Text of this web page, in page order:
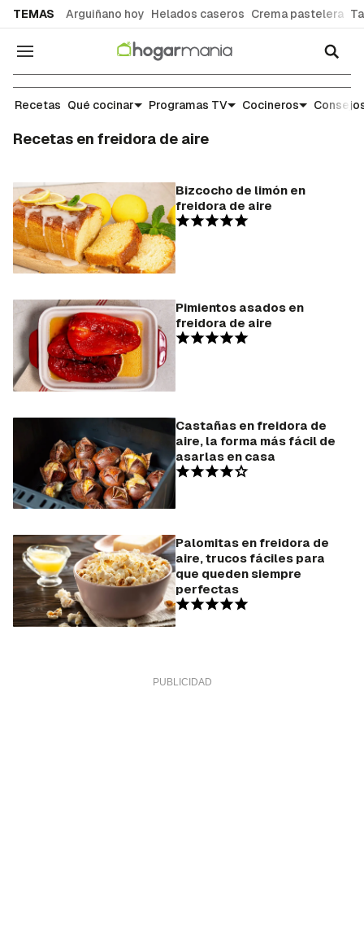
TEMAS Arguiñano hoy Helados caseros Crema pastelera
Navegación
Recetas Qué cocinar Programas TV Cocineros
Recetas en freidora de aire
Bizcocho de limón en
freidora de aire
Pimientos asados en
freidora de aire
Castañas en freidora de
aire, la forma más fácil de
asarlas en casa
Palomitas en freidora de
aire, trucos fáciles para
que queden siempre
perfectas